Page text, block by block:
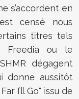
s’accordent en
censé nous
titres tels
Freedia ou le
dégagent
donne aussitôt
I’ll Go" issu de